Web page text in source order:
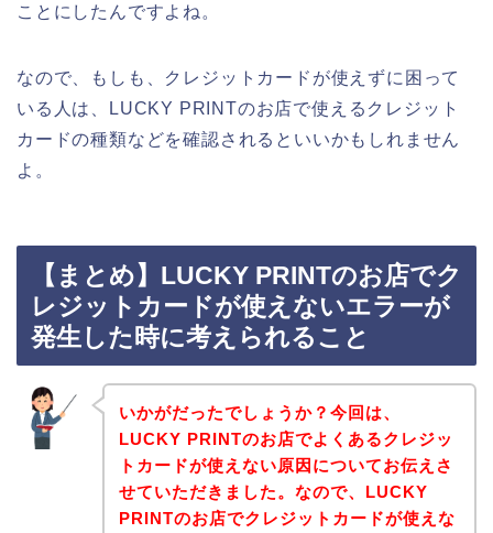
ことにしたんですよね。
なので、もしも、クレジットカードが使えずに困って
いる人は、LUCKY PRINTのお店で使えるクレジット
カードの種類などを確認されるといいかもしれません
よ。
【まとめ】LUCKY PRINTのお店でク
レジットカードが使えないエラーが
発生した時に考えられること
いかがだったでしょうか？今回は、
LUCKY PRINTのお店でよくあるクレジッ
トカードが使えない原因についてお伝えさ
せていただきました。なので、LUCKY
PRINTのお店でクレジットカードが使えな